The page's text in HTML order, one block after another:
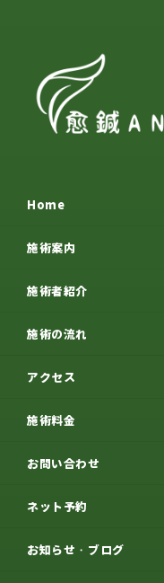
Home
施術案内
施術者紹介
施術の流れ
アクセス
施術料金
お問い合わせ
ネット予約
お知らせ・ブログ